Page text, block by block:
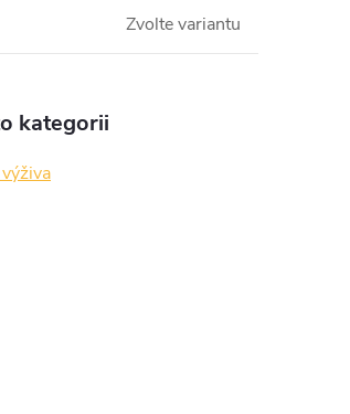
Zvolte variantu
kategorii